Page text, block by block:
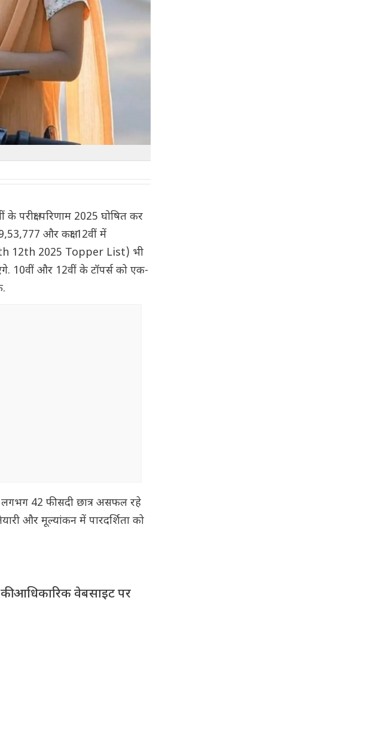
के परीक्षा परिणाम 2025 घोषित कर
और कक्षा 12वीं में
12th 2025 Topper List) भी
10वीं और 12वीं के टॉपर्स को एक-
में लगभग 42 फीसदी छात्र असफल रहे
और मूल्यांकन में पारदर्शिता को
वेबसाइट पर